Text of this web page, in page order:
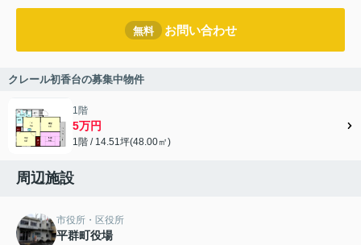
無料 お問い合わせ
クレール初香台の募集中物件
1階
5万円
1階 / 14.51坪(48.00㎡)
周辺施設
市役所・区役所
平群町役場